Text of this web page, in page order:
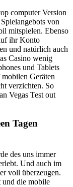
computer Version
von
mitspielen. Ebenso
ihr Konto
und natürlich auch
Casino wenig
und Tablets
Geräten
verzichten. So
Vegas Test out
Tagen
des uns immer
Und auch im
voll überzeugen.
und die mobile